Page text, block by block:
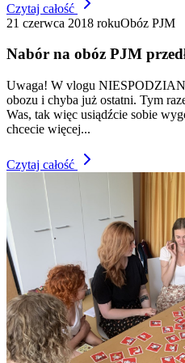
Czytaj całość
21 czerwca 2018 rokuObóz PJM
Nabór na obóz PJM
Uwaga! W vlogu
obozu i chyba już ostatni. Tym
Was, tak więc usiądźcie sobie
chcecie więcej...
Czytaj całość